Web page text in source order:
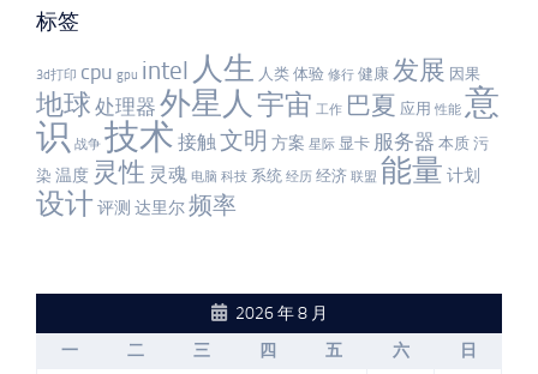
标签
3d打印 cpu gpu intel 人生 人类 体验 修行 健康 发展 因果
地球 处理器 外星人 宇宙 工作 巴夏 应用 性能 意
识 战争 技术 接触文明 方案 星际 显卡 服务器 本质 污
染 温度 灵性 灵魂 电脑 科技 系统 经历 经济 联盟 能量 计划
设计评测 达里尔频率
2026 年 8 月
一
二 三 四 五 六
日